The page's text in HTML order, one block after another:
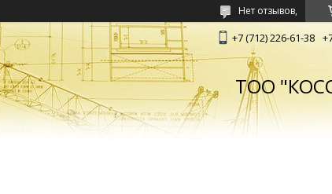
Нет отзывов,
+7 (712) 226-61-38
ТОО